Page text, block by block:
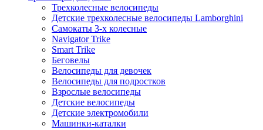
Трехколесные велосипеды
Детские трехколесные велосипеды Lamborghini
Самокаты 3-х колесные
Navigator Trike
Smart Trike
Беговелы
Велосипеды для девочек
Велосипеды для подростков
Взрослые велосипеды
Детские велосипеды
Детские электромобили
Машинки-каталки